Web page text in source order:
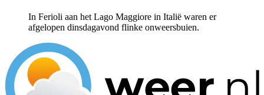
In Ferioli aan het Lago Maggiore in Italië waren er
afgelopen dinsdagavond flinke onweersbuien.